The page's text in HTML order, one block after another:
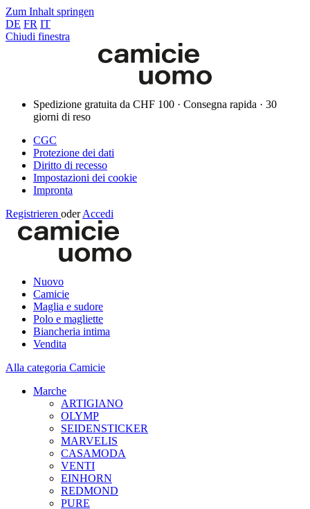
Zum Inhalt springen
DE FR IT
Chiudi finestra
Spedizione gratuita da CHF 100 · Consegna rapida · 30
giorni di reso
CGC
Protezione dei dati
Diritto di recesso
Impostazioni dei cookie
Impronta
Registrieren oder Accedi
Nuovo
Camicie
Maglia e sudore
Polo e magliette
Biancheria intima
Vendita
Alla categoria Camicie
Marche
ARTIGIANO
OLYMP
SEIDENSTICKER
MARVELIS
CASAMODA
VENTI
EINHORN
REDMOND
PURE